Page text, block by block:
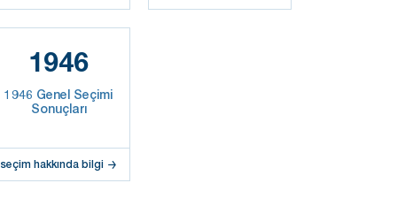
1946
1946 Genel Seçimi
Sonuçları
seçim hakkında bilgi